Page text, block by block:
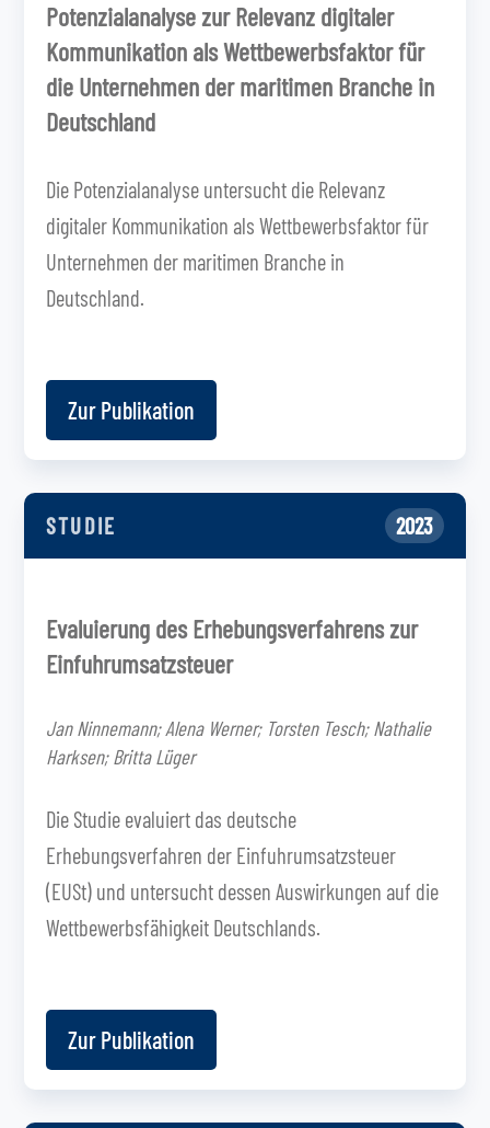
Potenzialanalyse zur Relevanz digitaler
Kommunikation als Wettbewerbsfaktor für
die Unternehmen der maritimen Branche in
Deutschland
Die Potenzialanalyse untersucht die Relevanz
digitaler Kommunikation als Wettbewerbsfaktor für
Unternehmen der maritimen Branche in
Deutschland.
Zur Publikation
STUDIE 2023
Evaluierung des Erhebungsverfahrens zur
Einfuhrumsatzsteuer
Jan Ninnemann; Alena Werner; Torsten Tesch; Nathalie
Harksen; Britta Lüger
Die Studie evaluiert das deutsche
Erhebungsverfahren der Einfuhrumsatzsteuer
(EUSt) und untersucht dessen Auswirkungen auf die
Wettbewerbsfähigkeit Deutschlands.
Zur Publikation